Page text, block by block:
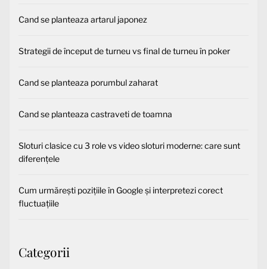
Cand se planteaza artarul japonez
Strategii de început de turneu vs final de turneu în poker
Cand se planteaza porumbul zaharat
Cand se planteaza castraveti de toamna
Sloturi clasice cu 3 role vs video sloturi moderne: care sunt
diferențele
Cum urmărești pozițiile în Google și interpretezi corect
fluctuațiile
Categorii